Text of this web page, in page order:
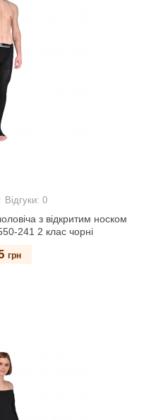
Відгуки: 0
з відкритим носком
241 2 клас чорні
грн